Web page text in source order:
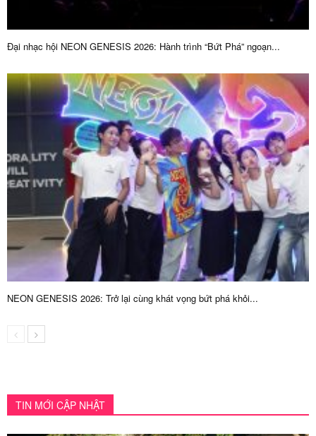
Đại nhạc hội NEON GENESIS 2026: Hành trình “Bứt Phá” ngoạn...
NEON GENESIS 2026: Trở lại cùng khát vọng bứt phá khỏi...
TIN MỚI CẬP NHẬT